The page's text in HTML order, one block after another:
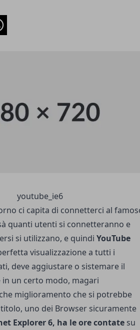
ci capita di connetterci al
quanti utenti si connetteranno e
si utilizzano, e quindi YouTube
visualizzazione a tutti i
deve aggiustare o sistemare il
in un certo modo, magari
miglioramento che si potrebbe
uno dei Browser sicuramente
Explorer 6, ha le ore contate su